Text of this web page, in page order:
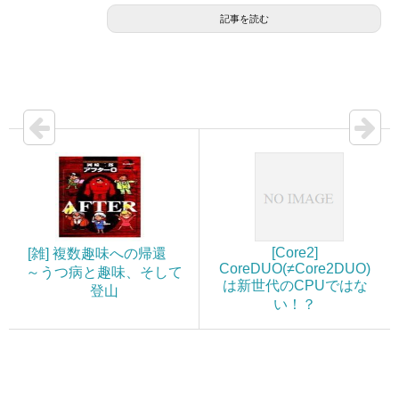
記事を読む
[雑] 複数趣味への帰還
～うつ病と趣味、そして
登山
[Core2]
CoreDUO(≠Core2DUO)
は新世代のCPUではな
い！？